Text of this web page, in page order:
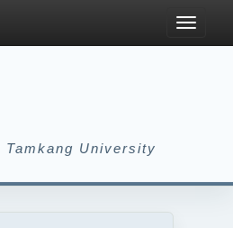
Toggle
Tamkang University